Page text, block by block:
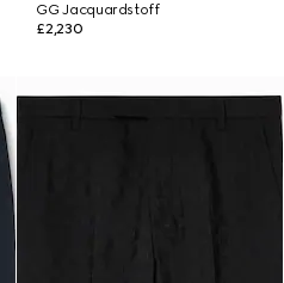
GG Jacquardstoff
£2,230